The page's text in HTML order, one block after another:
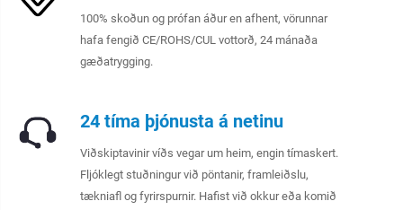
100% skoðun og prófan áður en afhent, vörunnar
hafa fengið CE/ROHS/CUL vottorð, 24 mánaða
gæðatrygging.
24 tíma þjónusta á netinu
Viðskiptavinir víðs vegar um heim, engin tímaskert.
Fljóklegt stuðningur við pöntanir, framleiðslu,
tækniafl og fyrirspurnir. Hafist við okkur eða komið